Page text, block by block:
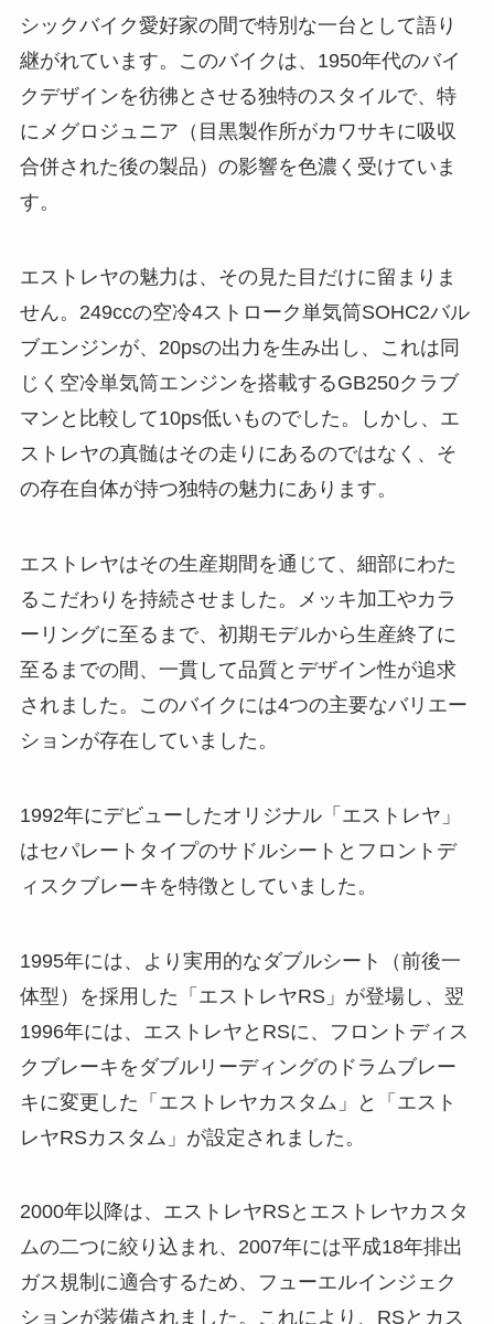
シックバイク愛好家の間で特別な一台として語り
継がれています。このバイクは、1950年代のバイ
クデザインを彷彿とさせる独特のスタイルで、特
にメグロジュニア（目黒製作所がカワサキに吸収
合併された後の製品）の影響を色濃く受けていま
す。
エストレヤの魅力は、その見た目だけに留まりま
せん。249ccの空冷4ストローク単気筒SOHC2バル
ブエンジンが、20psの出力を生み出し、これは同
じく空冷単気筒エンジンを搭載するGB250クラブ
マンと比較して10ps低いものでした。しかし、エ
ストレヤの真髄はその走りにあるのではなく、そ
の存在自体が持つ独特の魅力にあります。
エストレヤはその生産期間を通じて、細部にわた
るこだわりを持続させました。メッキ加工やカラ
ーリングに至るまで、初期モデルから生産終了に
至るまでの間、一貫して品質とデザイン性が追求
されました。このバイクには4つの主要なバリエー
ションが存在していました。
1992年にデビューしたオリジナル「エストレヤ」
はセパレートタイプのサドルシートとフロントデ
ィスクブレーキを特徴としていました。
1995年には、より実用的なダブルシート（前後一
体型）を採用した「エストレヤRS」が登場し、翌
1996年には、エストレヤとRSに、フロントディス
クブレーキをダブルリーディングのドラムブレー
キに変更した「エストレヤカスタム」と「エスト
レヤRSカスタム」が設定されました。
2000年以降は、エストレヤRSとエストレヤカスタ
ムの二つに絞り込まれ、2007年には平成18年排出
ガス規制に適合するため、フューエルインジェク
ションが装備されました。これにより、RSとカス